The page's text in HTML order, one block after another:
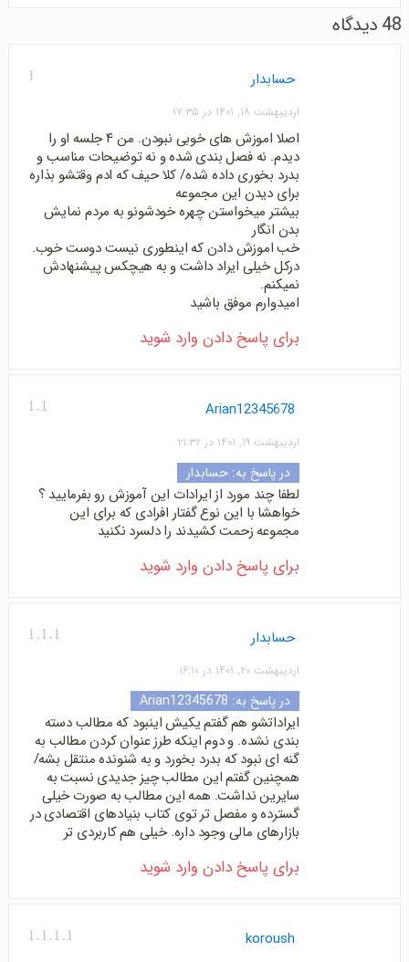
48 دیدگاه
1 حسابدار
اردیبهشت ۱۸, ۱۴۰۱ در ۱۷:۳۵
اصلا اموزش های خوبی نبودن. من ۴ جلسه او را
دیدم. نه فصل بندی شده و نه توضیحات مناسب و
بدرد بخوری داده شده/ کلا حیف که ادم وقتشو بذاره
برای دیدن این مجموعه
بیشتر میخواستن چهره خودشونو به مردم نمایش
بدن انگار
خب اموزش دادن که اینطوری نیست دوست خوب.
درکل خیلی ایراد داشت و به هیچکس پیشنهادش
نمیکنم.
امیدوارم موفق باشید
برای پاسخ دادن وارد شوید
1.1 Arian12345678
اردیبهشت ۱۹, ۱۴۰۱ در ۲۱:۳۲
در پاسخ به: حسابدار
لطفا چند مورد از ایرادات این آموزش رو بفرمایید ؟
خواهشا با این نوع گفتار افرادی که برای این
مجموعه زحمت کشیدند را دلسرد نکنید
برای پاسخ دادن وارد شوید
1.1.1 حسابدار
اردیبهشت ۲۰, ۱۴۰۱ در ۱۶:۱۰
در پاسخ به: Arian12345678
ایراداتشو هم گفتم یکیش اینبود که مطالب دسته
بندی نشده. و دوم اینکه طرز عنوان کردن مطالب به
گنه ای نبود که بدرد بخورد و به شنونده منتقل بشه/
همچنین گفتم این مطالب چیز جدیدی نسبت به
سایرین نداشت. همه این مطالب به صورت خیلی
گسترده و مفصل تر توی کتاب بنیادهای اقتصادی در
بازارهای مالی وجود داره. خیلی هم کاربردی تر
برای پاسخ دادن وارد شوید
1.1.1.1 koroush